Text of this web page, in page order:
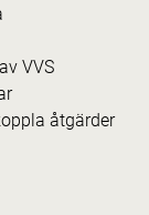
VVS
åtgärder